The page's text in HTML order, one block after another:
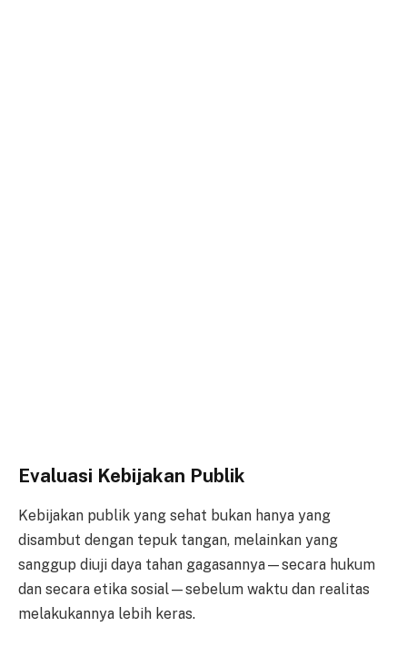
Evaluasi Kebijakan Publik
Kebijakan publik yang sehat bukan hanya yang
disambut dengan tepuk tangan, melainkan yang
sanggup diuji daya tahan gagasannya—secara hukum
dan secara etika sosial—sebelum waktu dan realitas
melakukannya lebih keras.